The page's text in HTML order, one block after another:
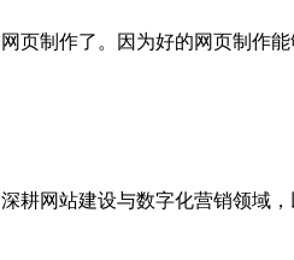
制作了。因为好的网页制作
耕网站建设与数字化营销领域